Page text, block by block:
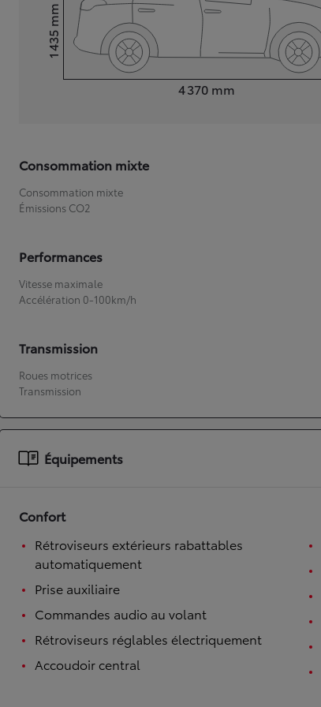
À partir de 19 700 €
Nouvelle Yaris Cross
HYBRIDE
4 370 mm
Hauteur1 435
mm
Consommation mixte
Consommation mixte
Émissions CO2
Performances
Vitesse maximale
Accélération 0-100km/h
Transmission
Roues motrices
Transmission
Équipements
Confort
Rétroviseurs extérieurs rabattables
automatiquement
Prise auxiliaire
Commandes audio au volant
Rétroviseurs réglables électriquement
Accoudoir central